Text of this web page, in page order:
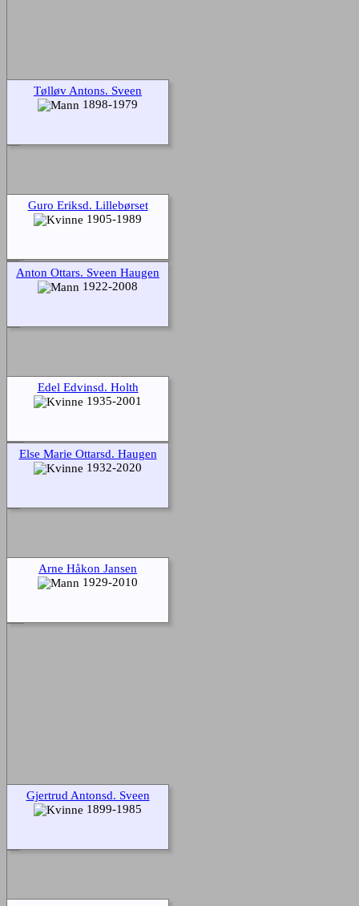
Tølløv Antons. Sveen
1898-1979
Guro Eriksd. Lillebørset
1905-1989
Anton Ottars. Sveen Haugen
1922-2008
Edel Edvinsd. Holth
1935-2001
Else Marie Ottarsd. Haugen
1932-2020
Arne Håkon Jansen
1929-2010
Gjertrud Antonsd. Sveen
1899-1985